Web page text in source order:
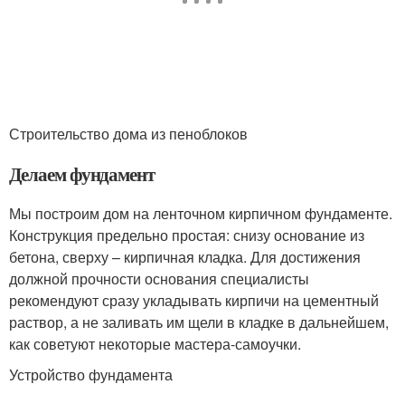
Строительство дома из пеноблоков
Делаем фундамент
Мы построим дом на ленточном кирпичном фундаменте.
Конструкция предельно простая: снизу основание из
бетона, сверху – кирпичная кладка. Для достижения
должной прочности основания специалисты
рекомендуют сразу укладывать кирпичи на цементный
раствор, а не заливать им щели в кладке в дальнейшем,
как советуют некоторые мастера-самоучки.
Устройство фундамента